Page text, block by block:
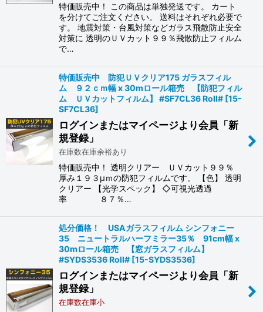
特価販売中！ この商品は単独発送です。 カート
を分けてご注文ください。 送料はそれぞれ必要で
す。 地震対策・台風対策などガラス飛散防止安全
対策に 透明のＵＶカット９９％飛散防止フィルム
で…
特価販売中 防犯ＵＶクリア175 ガラスフィル
ム ９２ｃｍ幅 x 30mロール箱売 【防犯フィル
ム ＵＶカットフィルム】 #SF7CL36 Roll# [15-
SF7CL36]
ログインまたはマイページより会員「新
規登録」
在庫数在庫余裕あり
特価販売中！ 透明クリアー ＵＶカット９９％
厚み１９３μｍの防犯フィルムです。 【色】 透明
クリアー 【光学スペック】 ◇可視光透過
率 ８７％…
処分価格！ USAガラスフィルム シンフォニー
35 ニュートラルハーフミラー35％ 91cm幅 x
30mロール箱売 【窓ガラスフィルム】
#SYDS3536 Roll# [15-SYDS3536]
ログインまたはマイページより会員「新
規登録」
在庫数在庫小